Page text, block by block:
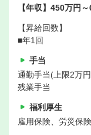
【年収】450万円
【昇給回数】
■年1回
手当
通勤手当(上限2万
残業手当
福利厚生
雇用保険、労災保